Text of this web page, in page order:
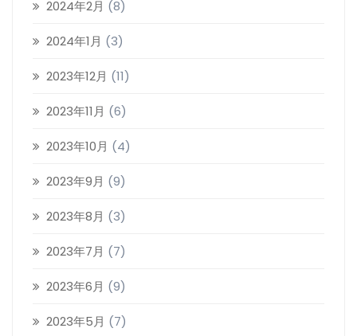
2024年2月 (8)
2024年1月 (3)
2023年12月 (11)
2023年11月 (6)
2023年10月 (4)
2023年9月 (9)
2023年8月 (3)
2023年7月 (7)
2023年6月 (9)
2023年5月 (7)